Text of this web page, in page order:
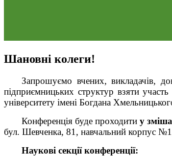
Шановні колеги!
Запрошуємо вчених, викладачів,
підприємницьких структур взяти участь
університету імені Богдана
Конференція буде проходитиу
бул. Шевченка, 81, навчальний корпус
Наукові секції конференції: